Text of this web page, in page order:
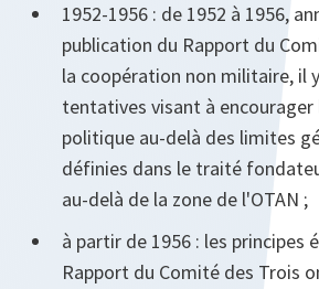
1952‑1956 : de 1952 à 1956,
publication du Rapport du
la coopération non militaire, il
tentatives visant à
politique au‑delà des limites
définies dans le traité
au‑delà de la zone de l'OTAN ;
à partir de 1956 : les principes
Rapport du Comité des Trois